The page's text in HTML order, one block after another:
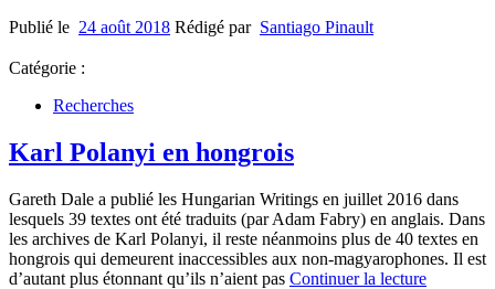
Publié le 24 août 2018 Rédigé par Santiago Pinault
Catégorie :
Recherches
Karl Polanyi en hongrois
Gareth Dale a publié les Hungarian Writings en juillet 2016 dans
lesquels 39 textes ont été traduits (par Adam Fabry) en anglais. Dans
les archives de Karl Polanyi, il reste néanmoins plus de 40 textes en
hongrois qui demeurent inaccessibles aux non-magyarophones. Il est
d’autant plus étonnant qu’ils n’aient pas Continuer la lecture